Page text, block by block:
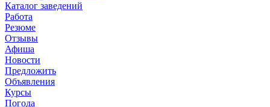
Каталог заведений
Работа
Резюме
Отзывы
Афиша
Новости
Предложить
Объявления
Курсы
Погода